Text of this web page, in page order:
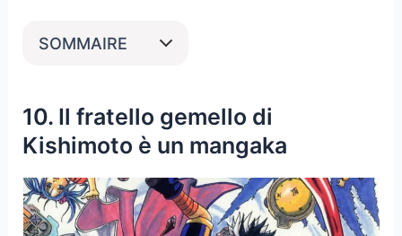
SOMMAIRE
10. Il fratello gemello di
Kishimoto è un mangaka